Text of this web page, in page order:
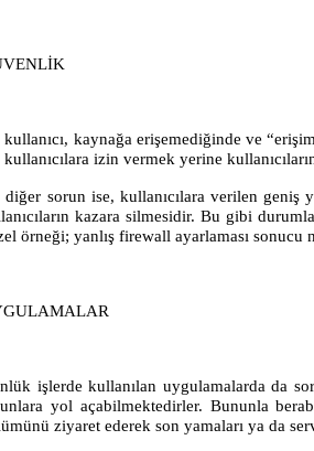
kaynağa erişemediğinde ve
kullanıcılara izin vermek yerine
diğer sorun ise, kullanıcılara verilen
kazara silmesidir. Bu gibi
örneği; yanlış firewall ayarlaması
işlerde kullanılan uygulamalarda da
yol açabilmektedirler. Bununla
ziyaret ederek son yamaları ya da